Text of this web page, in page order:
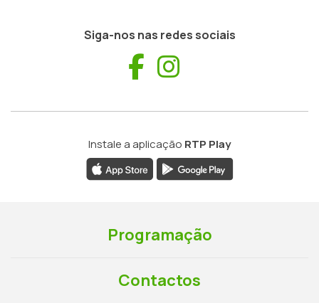
Siga-nos nas redes sociais
Facebook
Instale a aplicação RTP Play
Programação
Contactos